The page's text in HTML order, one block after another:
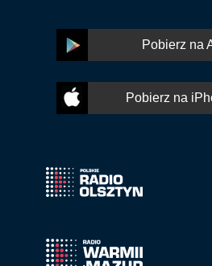
Pobierz na
Pobierz na